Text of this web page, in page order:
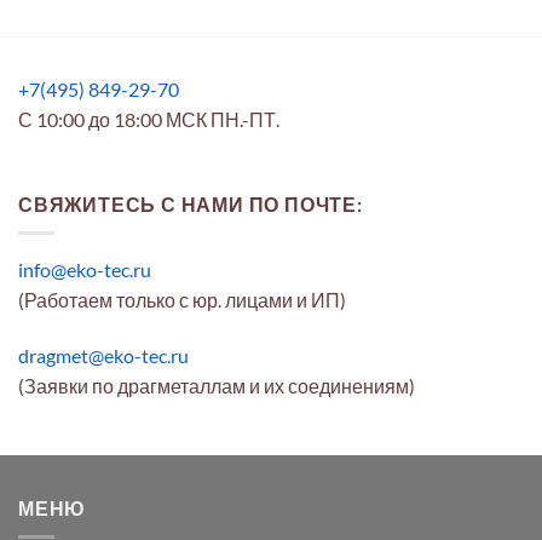
+7(495) 849-29-70
С 10:00 до 18:00 МСК ПН.-ПТ.
СВЯЖИТЕСЬ С НАМИ ПО ПОЧТЕ:
info@eko-tec.ru
(Работаем только с юр. лицами и ИП)
dragmet@eko-tec.ru
(Заявки по драгметаллам и их соединениям)
МЕНЮ